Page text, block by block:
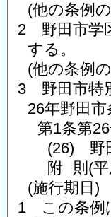
(他の条例
2
野田市学
する。
(他の条例
3
野田市特
26年野田
第1条第
(26) 野
附 則 (
(施行期日)
1
この条例